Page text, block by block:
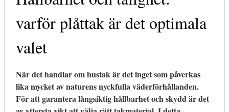
varför plåttak är det optimala
valet
När det handlar om hustak är det inget som påverkas
lika mycket av naturens nyckfulla väderförhållanden.
För att garantera långsiktig hållbarhet och skydd är det